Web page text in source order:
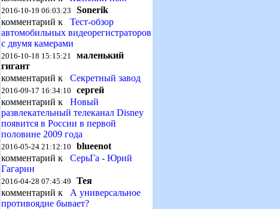
2016-10-19 06:03:23 Sonerik
комментарий к Тест-обзор
автомобильных видеорегистраторов
с двумя камерами
2016-10-18 15:15:21 маленький
гигант
комментарий к Секретный завод
2016-09-17 16:34:10 сергей
комментарий к Новый
развлекательный телеканал Disney
появится в России в первой
половине 2009 года
2016-05-24 21:12:10 blueenot
комментарий к СерьГа - Юрий
Гагарин
2016-04-28 07:45:49 Тея
комментарий к А универсальное
противоядие бывает?